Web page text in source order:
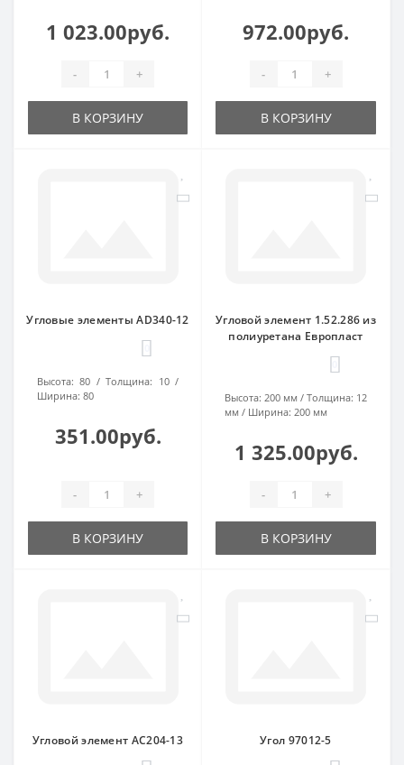
1 023.00руб.
- +
В КОРЗИНУ
972.00руб.
- +
В КОРЗИНУ
Угловые элементы AD340-12
Высота: 80 Толщина: 10
Ширина: 80
351.00руб.
- +
В КОРЗИНУ
Угловой элемент 1.52.286 из
полиуретана Европласт
Высота: 200 мм Толщина: 12
мм
Ширина: 200 мм
1 325.00руб.
- +
В КОРЗИНУ
Угловой элемент AC204-13 Угол 97012-5